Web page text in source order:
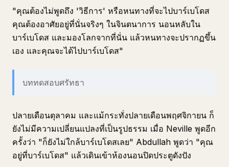
"คุณต้องไม่พูดถึง 'วิธีการ' หรือหนทางที่จะไปบาร์เบโดส
คุณต้องอาศัยอยู่ที่นั่นจริงๆ ในจินตนาการ นอนหลับใน
บาร์เบโดส และมองโลกจากที่นั่น แล้วหนทางจะปรากฏขึ้น
เอง และคุณจะได้ไปบาร์เบโดส"
บททดสอบศรัทธา
ปลายเดือนตุลาคม และแม้กระทั่งปลายเดือนพฤศจิกายน ก็
ยังไม่มีความเปลี่ยนแปลงที่เป็นรูปธรรม เมื่อ Neville พูดอีก
ครั้งว่า "ก็ยังไม่ใกล้บาร์เบโดสเลย" Abdullah พูดว่า "คุณ
อยู่ที่บาร์เบโดส" แล้วเดินเข้าห้องนอนปิดประตูดังปัง